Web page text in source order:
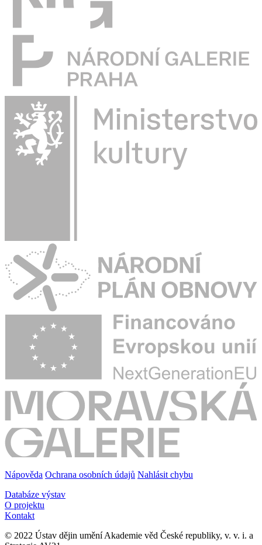
Nápověda Ochrana osobních údajů Nahlásit chybu
Databáze výstav
O projektu
Kontakt
© 2022 Ústav dějin umění Akademie věd České republiky, v. v. i. a